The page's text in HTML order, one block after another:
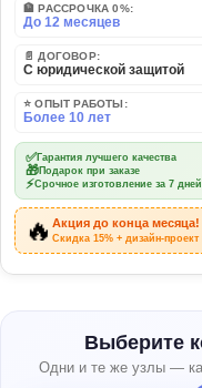
🏦 РАССРОЧКА 0%:
До 12 месяцев
📄 ДОГОВОР:
С юридической защитой
⭐ ОПЫТ РАБОТЫ:
Более 10 лет
✅Гарантия лучшего качества
🎁 Подарок при заказе
⚡Срочное изготовление за 7 дней
🔥Акция до конца месяца!
Скидка 15% + дизайн-
Выберите
Одни и те же узлы —